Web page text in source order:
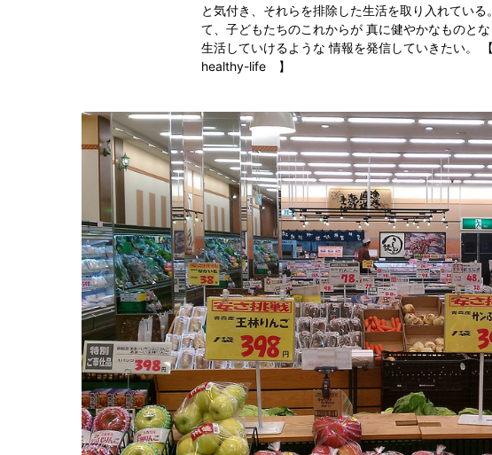
と気付き、それらを排除した生活を取り入れてい
て、子どもたちのこれからが 真に健やかなものと
生活していけるような 情報を発信していきたい
healthy-life 】